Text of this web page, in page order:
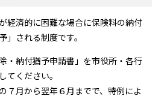
経済的に困難な場合に保険料の納付
」される制度です。
・納付猶予申請書」を市役所・各行
てください。
７月から翌年６月までで、特例によ